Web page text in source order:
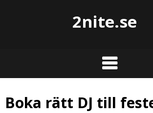
2nite.se
Boka rätt DJ till